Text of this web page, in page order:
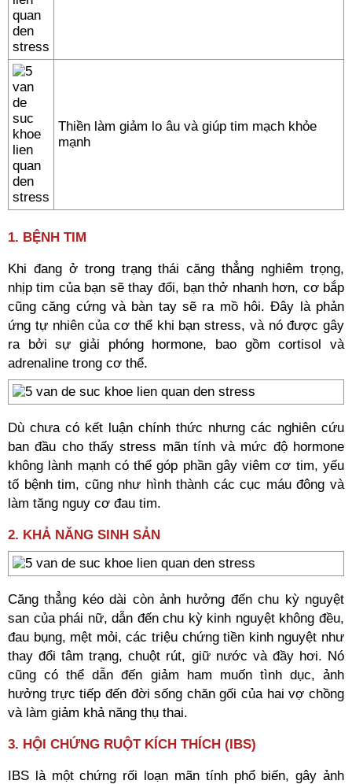
Thiền làm giảm lo âu và giúp tim mạch khỏe
mạnh
1. BỆNH TIM
Khi đang ở trong trạng thái căng thẳng nghiêm trọng,
nhịp tim của bạn sẽ thay đổi, bạn thở nhanh hơn, cơ bắp
cũng căng cứng và bàn tay sẽ ra mồ hôi. Đây là phản
ứng tự nhiên của cơ thể khi bạn stress, và nó được gây
ra bởi sự giải phóng hormone, bao gồm cortisol và
adrenaline trong cơ thể.
Dù chưa có kết luận chính thức nhưng các nghiên cứu
ban đầu cho thấy stress mãn tính và mức độ hormone
không lành mạnh có thể góp phần gây viêm cơ tim, yếu
tố bệnh tim, cũng như hình thành các cục máu đông và
làm tăng nguy cơ đau tim.
2. KHẢ NĂNG SINH SẢN
Căng thẳng kéo dài còn ảnh hưởng đến chu kỳ nguyệt
san của phái nữ, dẫn đến chu kỳ kinh nguyệt không đều,
đau bụng, mệt mỏi, các triệu chứng tiền kinh nguyệt như
thay đổi tâm trạng, chuột rút, giữ nước và đầy hơi. Nó
cũng có thể dẫn đến giảm ham muốn tình dục, ảnh
hưởng trực tiếp đến đời sống chăn gối của hai vợ chồng
và làm giảm khả năng thụ thai.
3. HỘI CHỨNG RUỘT KÍCH THÍCH (IBS)
IBS là một chứng rối loạn mãn tính phổ biến, gây ảnh